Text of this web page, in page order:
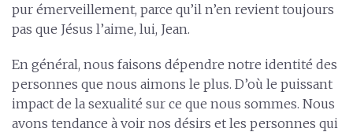
pur émerveillement, parce qu’il n’en revient toujours
pas que Jésus l’aime, lui, Jean.
En général, nous faisons dépendre notre identité des
personnes que nous aimons le plus. D’où le puissant
impact de la sexualité sur ce que nous sommes. Nous
avons tendance à voir nos désirs et les personnes qui